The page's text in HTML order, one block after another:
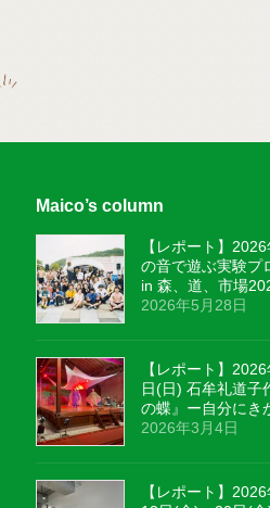
Maico’s column
【レポート】
の音で遊ぶ実験プ
in 森、道、市場
2026年5月28日
【レポート】
日(日) 石牟礼道子
の蝶』ー自分にき
2026年3月4日
【レポート】